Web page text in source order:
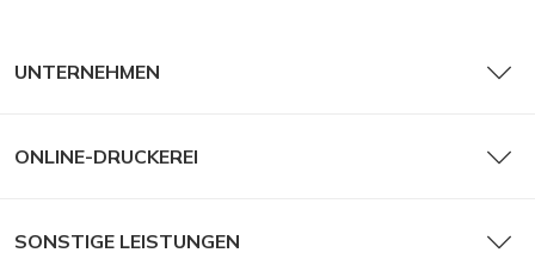
UNTERNEHMEN
ONLINE-DRUCKEREI
SONSTIGE LEISTUNGEN